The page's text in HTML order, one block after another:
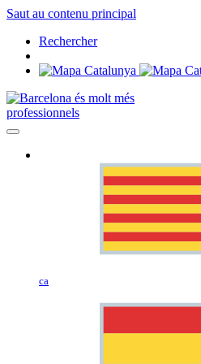
Saut au contenu principal
Rechercher
professionnels
ca